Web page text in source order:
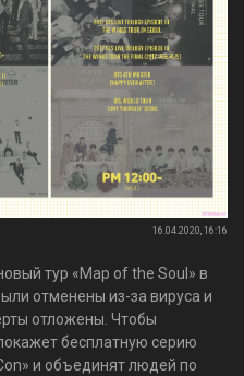
16.04.2020, 16:16
тур «Map of the Soul» в
отменены из-за вируса и
отложены. Чтобы
бесплатную серию
и объединят людей по